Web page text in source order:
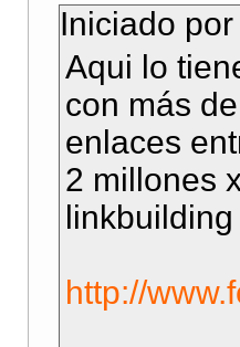
Iniciado por
Aqui lo
con más
enlaces
2 millones
http://